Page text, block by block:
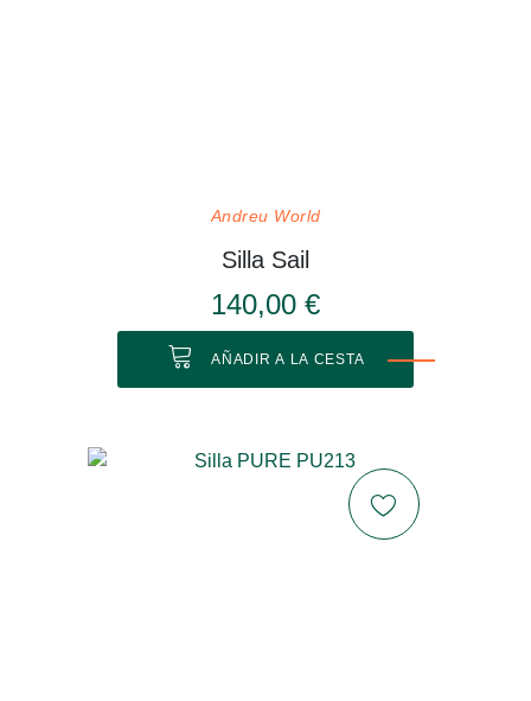
Andreu World
Silla Sail
140,00 €
AÑADIR A LA CESTA